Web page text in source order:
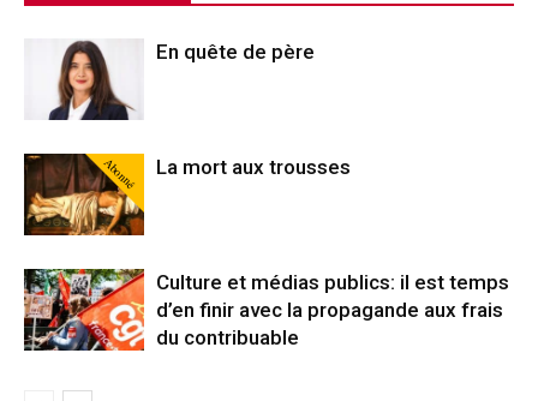
En quête de père
Abonné La mort aux trousses
Culture et médias publics: il est temps
d’en finir avec la propagande aux frais
du contribuable